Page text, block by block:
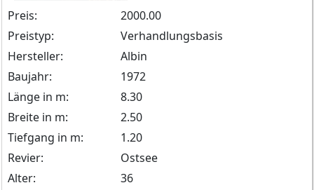
Preis:
2000.00
Preistyp:
Verhandlungsbasis
Hersteller:
Albin
Baujahr:
1972
Länge in m:
8.30
Breite in m:
2.50
Tiefgang in m:
1.20
Revier:
Ostsee
Alter:
36